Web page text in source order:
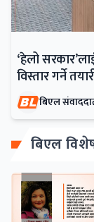
‘हेलो
विस्तार गर्ने
बिएल
बिएल